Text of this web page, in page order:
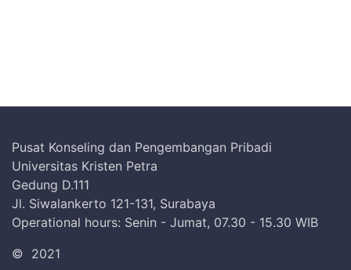
Pusat Konseling dan Pengembangan Pribadi
Universitas Kristen Petra
Gedung D.111
Jl. Siwalankerto 121-131, Surabaya
Operational hours: Senin - Jumat, 07.30 - 15.30 WIB
© 2021